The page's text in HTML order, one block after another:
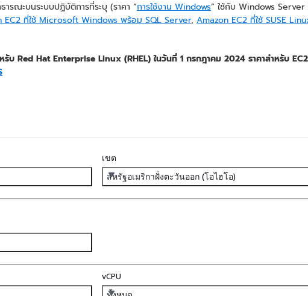
ารณะบนระบบปฏิบัติการที่ระบุ (ราคา “การใช้งาน Windows” ใช้กับ Windows
EC2 ที่ใช้ Microsoft Windows พร้อม SQL Server, Amazon EC2 ที่ใช้ SUSE
บ Red Hat Enterprise Linux (RHEL) ในวันที่ 1 กรกฎาคม 2024 ราคาสำหรับ EC2